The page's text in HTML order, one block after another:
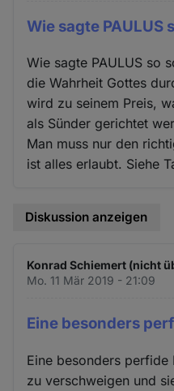
Wie sagte PAULUS
Wie sagte PAULUS so
die Wahrheit Gottes
wird zu seinem Preis,
als Sünder gerichtet
Man muss nur den
ist alles erlaubt. Siehe
Diskussion anzeigen
Konrad Schiemert (nicht
Mo. 11 Mär 2019 - 21:09
Eine besonders
Eine besonders perfide
zu verschweigen und